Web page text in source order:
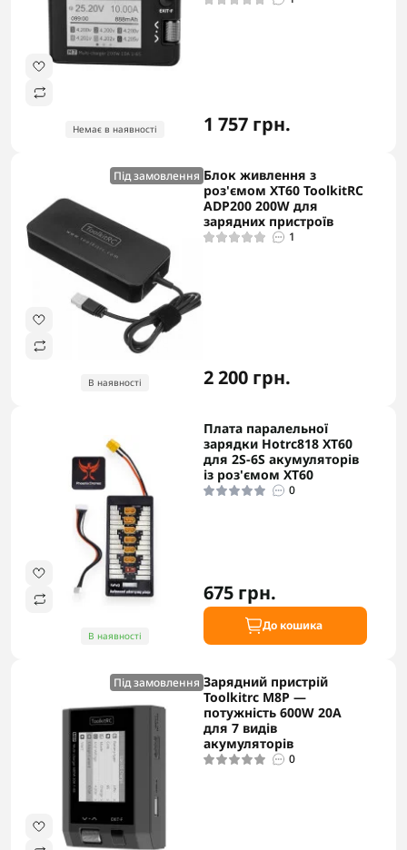
Немає в наявності 1 757 грн.
Під замовлення
В наявності
Блок живлення з
роз'ємом ХТ60 ToolkitRC
ADP200 200W для
зарядних пристроїв
1
2 200 грн.
В наявності
Плата паралельної
зарядки Hotrc818 XT60
для 2S-6S акумуляторів
із роз'ємом XT60
0
675 грн.
До кошика
Під замовлення Зарядний пристрій
Toolkitrc M8P —
потужність 600W 20A
для 7 видів
акумуляторів
0